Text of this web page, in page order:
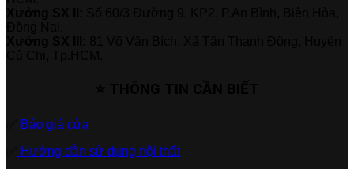
Báo giá cửa
Hướng dẫn sử dụng nội thất